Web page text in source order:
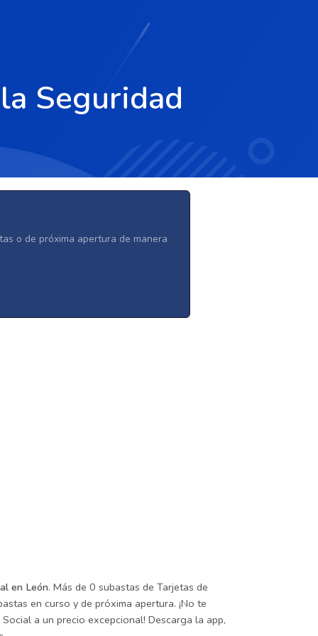
Seguridad
o de próxima apertura de manera
en León. Más de 0 subastas de Tarjetas de
en curso y de próxima apertura. ¡No te
a un precio excepcional! Descarga la app,